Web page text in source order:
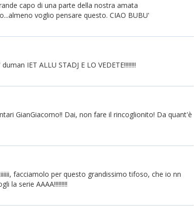
capo di una parte della nostra amata
voglio pensare questo. CIAO BUBU'
IET ALLU STADJ E LO VEDETE!!!!!!!!
GianGiacomo!! Dai, non fare il rincoglionito! Da quant'è
facciamolo per questo grandissimo tifoso, che io nn
la serie AAAA!!!!!!!!!